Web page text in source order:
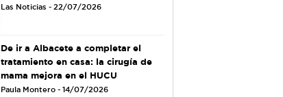
Las Noticias - 22/07/2026
De ir a Albacete a completar el
tratamiento en casa: la cirugía de
mama mejora en el HUCU
Paula Montero - 14/07/2026